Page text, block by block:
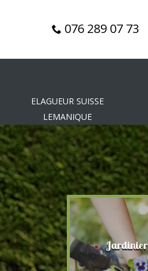
076 289 07 73
ELAGUEUR SUISSE
LEMANIQUE
Jardinier